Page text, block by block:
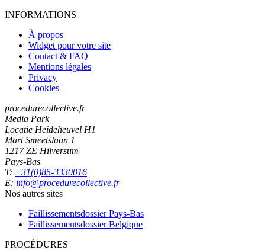
INFORMATIONS
À propos
Widget pour votre site
Contact & FAQ
Mentions légales
Privacy
Cookies
procedurecollective.fr
Media Park
Locatie Heideheuvel H1
Mart Smeetslaan 1
1217 ZE Hilversum
Pays-Bas
T: +31(0)85-3330016
E: info@procedurecollective.fr
Nos autres sites
Faillissementsdossier Pays-Bas
Faillissementsdossier Belgique
PROCÉDURES